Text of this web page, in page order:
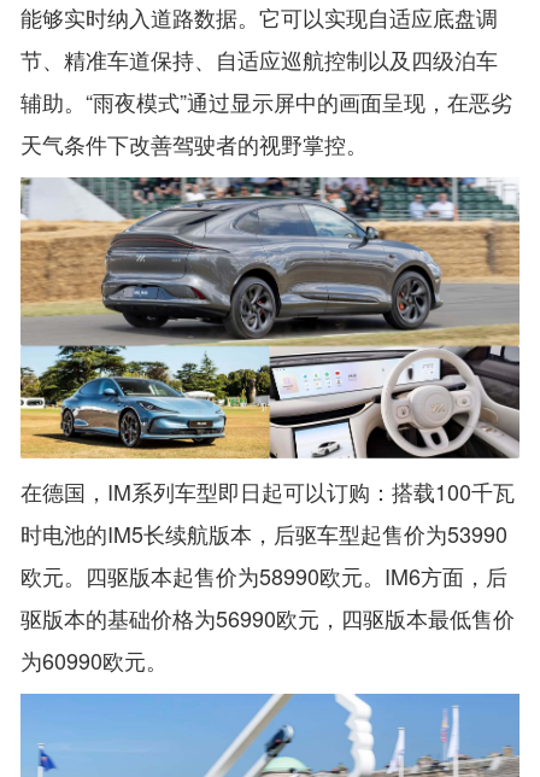
能够实时纳入道路数据。它可以实现自适应底盘调
节、精准车道保持、自适应巡航控制以及四级泊车
辅助。“雨夜模式”通过显示屏中的画面呈现，在恶劣
天气条件下改善驾驶者的视野掌控。
在德国，IM系列车型即日起可以订购：搭载100千瓦
时电池的IM5长续航版本，后驱车型起售价为53990
欧元。四驱版本起售价为58990欧元。IM6方面，后
驱版本的基础价格为56990欧元，四驱版本最低售价
为60990欧元。